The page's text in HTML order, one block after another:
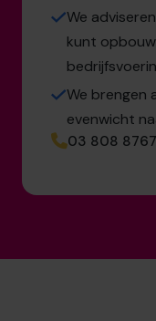
We
kunt
We brengen
evenwicht
03 808 8767